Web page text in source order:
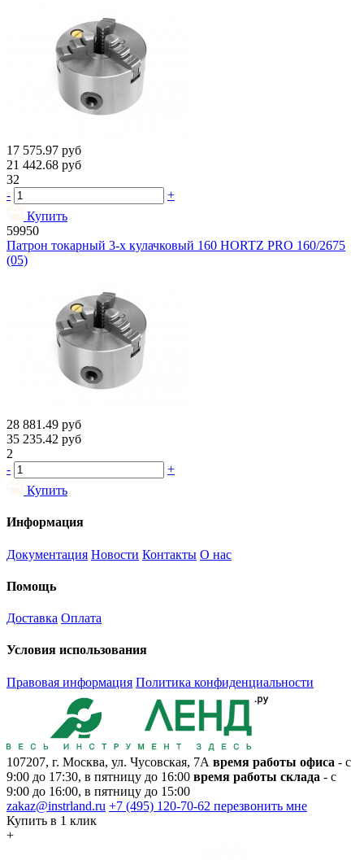
17 575.97 руб
21 442.68 руб
32
-
+
Купить
59950
Патрон токарный 3-х кулачковый 160 HORTZ PRO 160/2675
(05)
28 881.49 руб
35 235.42 руб
2
-
+
Купить
Информация
Документация Новости Контакты О нас
Помощь
Доставка Оплата
Условия использования
Правовая информация Политика конфиденциальности
107207, г. Москва, ул. Чусовская, 7А время работы офиса - с
9:00 до 17:30, в пятницу до 16:00 время работы склада - с
9:00 до 16:00, в пятницу до 15:00
zakaz@instrland.ru +7 (495) 120-70-62 перезвонить мне
Купить в 1 клик
+